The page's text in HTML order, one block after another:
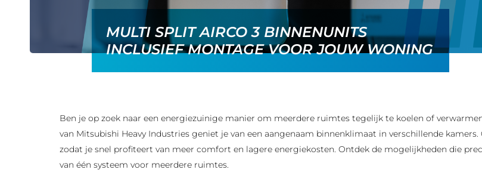
MULTI SPLIT AIRCO 3 BINNENUNITS
INCLUSIEF MONTAGE VOOR JOUW WONING
Ben je op zoek naar een energiezuinige manier om meerdere ruimtes tegelijk te koelen of
van Mitsubishi Heavy Industries geniet je van een aangenaam binnenklimaat in verschillende
zodat je snel profiteert van meer comfort en lagere energiekosten. Ontdek de mogelijkheden die
van één systeem voor meerdere ruimtes.